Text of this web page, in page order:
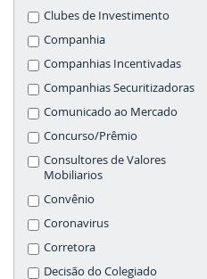
Clubes de Investimento
Companhia
Companhias Incentivadas
Companhias Securitizadoras
Comunicado ao Mercado
Concurso/Prêmio
Consultores de Valores
Mobiliarios
Convênio
Coronavirus
Corretora
Decisão do Colegiado